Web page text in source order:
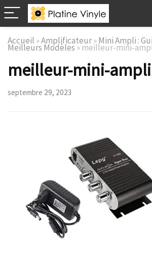
Accueil »Amplificateur»Mini Ampli :
Meilleurs Modèles » meilleur-mini-
meilleur-mini-
septembre 29, 2023